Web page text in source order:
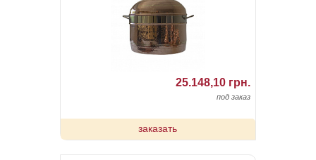
25.148,10 грн.
под заказ
заказать